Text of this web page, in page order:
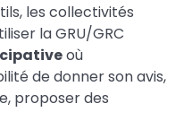
les collectivités
la GRU/GRC
où
de donner son avis,
proposer des